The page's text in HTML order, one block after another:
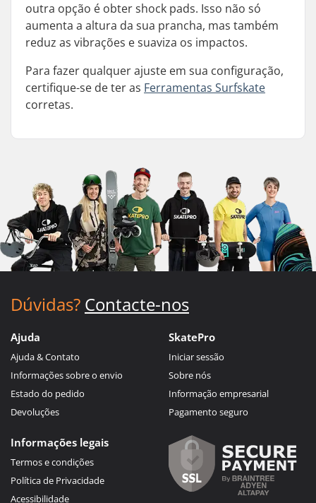
outra opção é obter shock pads. Isso não só
aumenta a altura da sua prancha, mas também
reduz as vibrações e suaviza os impactos.
Para fazer qualquer ajuste em sua configuração,
certifique-se de ter as Ferramentas Surfskate
corretas.
Dúvidas? Contacte-nos
Ajuda
Ajuda & Contato
Informações sobre o envio
Estado do pedido
Devoluções
SkatePro
Iniciar sessão
Sobre nós
Informação empresarial
Pagamento seguro
Informações legais
Termos e condições
Política de Privacidade
Acessibilidade